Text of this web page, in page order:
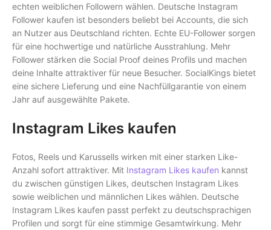
echten weiblichen Followern wählen. Deutsche Instagram
Follower kaufen ist besonders beliebt bei Accounts, die sich
an Nutzer aus Deutschland richten. Echte EU-Follower sorgen
für eine hochwertige und natürliche Ausstrahlung. Mehr
Follower stärken die Social Proof deines Profils und machen
deine Inhalte attraktiver für neue Besucher. SocialKings bietet
eine sichere Lieferung und eine Nachfüllgarantie von einem
Jahr auf ausgewählte Pakete.
Instagram Likes kaufen
Fotos, Reels und Karussells wirken mit einer starken Like-
Anzahl sofort attraktiver. Mit Instagram Likes kaufen kannst
du zwischen günstigen Likes, deutschen Instagram Likes
sowie weiblichen und männlichen Likes wählen. Deutsche
Instagram Likes kaufen passt perfekt zu deutschsprachigen
Profilen und sorgt für eine stimmige Gesamtwirkung. Mehr